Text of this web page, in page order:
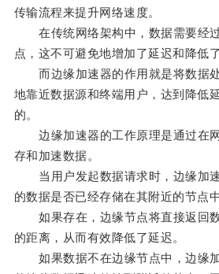
传输流程来提升网络速度。
在传统网络架构中，数据需要经
点，这不可避免地增加了延迟和降低
而边缘加速器的作用就是将数据
地靠近数据源和终端用户，达到降低
的。
边缘加速器的工作原理是通过在
存和加速数据。
当用户发起数据请求时，边缘加
的数据是否已经存储在其附近的节点中
如果存在，边缘节点将直接返回
的距离，从而有效降低了延迟。
如果数据不在边缘节点中，边缘